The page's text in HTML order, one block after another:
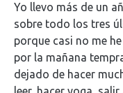
Yo llevo más de un
sobre todo los tres
porque casi no me
por la mañana
dejado de hacer